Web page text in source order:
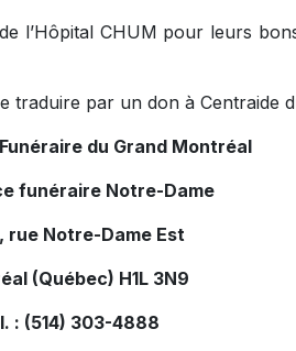
l’Hôpital CHUM pour leurs
traduire par un don à Centraide
du Grand Montréal
funéraire Notre-Dame
rue Notre-Dame Est
(Québec) H1L 3N9
: (514) 303-4888